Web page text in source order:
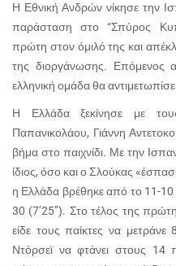
Η Εθνική Ανδρών νίκησε την
παράσταση στο “Σπύρος
πρώτη στον όμιλό της και
της διοργάνωσης. Επόμενος
ελληνική ομάδα θα
Η Ελλάδα ξεκίνησε με
Παπανικολάου, Γιάννη
βήμα στο παιχνίδι. Με την
ίδιος, όσο και ο Σλούκας
η Ελλάδα βρέθηκε από το 11-10
30 (7’25’’). Στο τέλος της
είδε τους παίκτες να
Ντόρσεϊ να φτάνει στους